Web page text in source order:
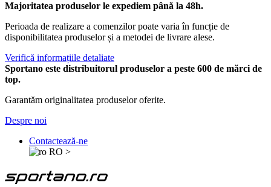
Majoritatea produselor le expediem până la 48h.
Perioada de realizare a comenzilor poate varia în funcție de
disponibilitatea produselor și a metodei de livrare alese.
Verifică informațiile detaliate
Sportano este distribuitorul produselor a peste 600 de mărci de
top.
Garantăm originalitatea produselor oferite.
Despre noi
Contactează-ne
RO >